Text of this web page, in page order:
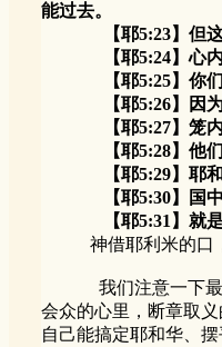
能过去。
【耶5:23】但这百
【耶5:24】心内也
【耶5:25】你们的
【耶5:26】因为在
【耶5:27】笼内怎
【耶5:28】他们肥
【耶5:29】耶和华
【耶5:30】国中有
【耶5:31】就是先
神借耶利米的口，
我们注意一下最后
会众的心里，断章取
自己能搞定耶和华、摆